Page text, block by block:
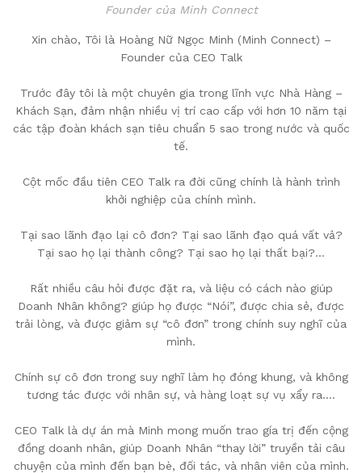
Founder của Minh Connect
Xin chào, Tôi là Hoàng Nữ Ngọc Minh (Minh Connect) –
Founder của CEO Talk
Trước đây tôi là một chuyên gia trong lĩnh vực Nhà Hàng –
Khách Sạn, đảm nhận nhiều vị trí cao cấp với hơn 10 năm tại
các tập đoàn khách sạn tiêu chuẩn 5 sao trong nước và quốc
tế.
Cột mốc đầu tiên CEO Talk ra đời cũng chính là hành trình
khởi nghiệp của chính mình.
Tại sao lãnh đạo lại cô đơn? Tại sao lãnh đạo quá vất vả?
Tại sao họ lại thành công? Tại sao họ lại thất bại?…
Rất nhiều câu hỏi được đặt ra, và liệu có cách nào giúp
Doanh Nhân không? giúp họ được “Nói”, được chia sẻ, được
trải lòng, và được giảm sự “cô đơn” trong chính suy nghĩ của
mình.
Chính sự cô đơn trong suy nghĩ làm họ đóng khung, và không
tương tác được với nhân sự, và hàng loạt sự vụ xẩy ra….
CEO Talk là dự án mà Minh mong muốn trao gía trị đến cộng
đồng doanh nhân, giúp Doanh Nhân “thay lời” truyền tải câu
chuyện của mình đến bạn bè, đối tác, và nhân viên của mình.